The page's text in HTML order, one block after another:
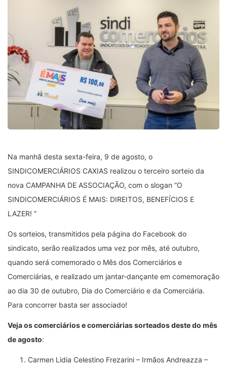
Na manhã desta sexta-feira, 9 de agosto, o
SINDICOMERCIÁRIOS CAXIAS realizou o terceiro sorteio da
nova CAMPANHA DE ASSOCIAÇÃO, com o slogan “O
SINDICOMERCIÁRIOS É MAIS: DIREITOS, BENEFÍCIOS E
LAZER! ”
Os sorteios, transmitidos pela página do Facebook do
sindicato, serão realizados uma vez por mês, até outubro,
quando será comemorado o Mês dos Comerciários e
Comerciárias, e realizado um jantar-dançante em comemoração
ao dia 30 de outubro, Dia do Comerciário e da Comerciária.
Para concorrer basta ser associado!
Veja os comerciários e comerciárias sorteados deste do mês
de agosto:
Carmen Lidia Celestino Frezarini – Irmãos Andreazza –